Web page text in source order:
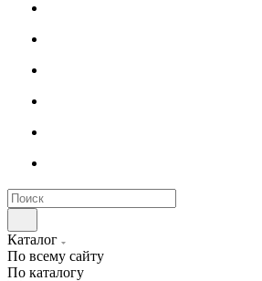
Каталог
По всему сайту
По каталогу